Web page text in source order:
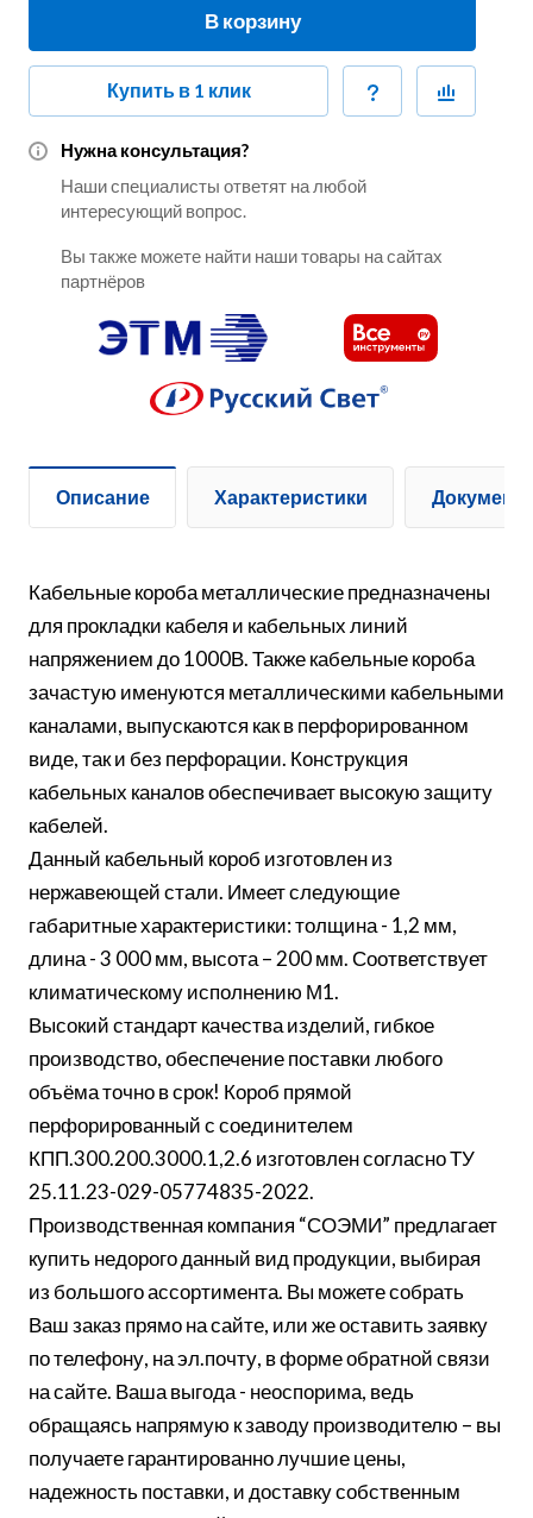
В корзину
Купить в 1 клик
Нужна консультация?
Наши специалисты ответят на любой
интересующий вопрос.
Вы также можете найти наши товары на сайтах
партнёров
Описание Характеристики
Кабельные короба металлические предназначены
для прокладки кабеля и кабельных линий
напряжением до 1000В. Также кабельные короба
зачастую именуются металлическими кабельными
каналами, выпускаются как в перфорированном
виде, так и без перфорации. Конструкция
кабельных каналов обеспечивает высокую защиту
кабелей.
Данный кабельный короб изготовлен из
нержавеющей стали. Имеет следующие
габаритные характеристики: толщина - 1,2 мм,
длина - 3 000 мм, высота – 200 мм. Соответствует
климатическому исполнению М1.
Высокий стандарт качества изделий, гибкое
производство, обеспечение поставки любого
объёма точно в срок! Короб прямой
перфорированный с соединителем
КПП.300.200.3000.1,2.6 изготовлен согласно ТУ
25.11.23-029-05774835-2022.
Производственная компания “СОЭМИ” предлагает
купить недорого данный вид продукции, выбирая
из большого ассортимента. Вы можете собрать
Ваш заказ прямо на сайте, или же оставить заявку
по телефону, на эл.почту, в форме обратной связи
на сайте. Ваша выгода - неоспорима, ведь
обращаясь напрямую к заводу производителю – вы
получаете гарантированно лучшие цены,
надежность поставки, и доставку собственным